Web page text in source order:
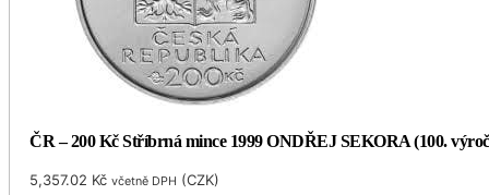
ČR – 200 Kč Stříbrná mince 1999 ONDŘEJ SEKORA (100.
5,357.02 Kč včetně DPH (CZK)